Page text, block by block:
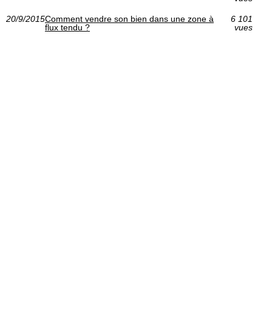
20/9/2015Comment vendre son bien dans une zone à
flux tendu ?
6 101
vues